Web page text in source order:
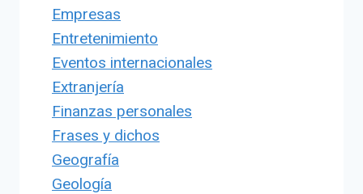
Empresas
Entretenimiento
Eventos internacionales
Extranjería
Finanzas personales
Frases y dichos
Geografía
Geología